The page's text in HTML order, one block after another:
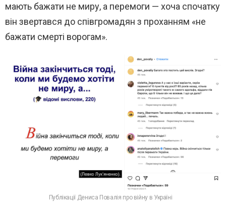
мають бажати не миру, а перемоги — хоча спочатку
він звертався до співгромадян з проханням «не
бажати смерті ворогам».
Публікації Дениса Повалія про війну в Україні